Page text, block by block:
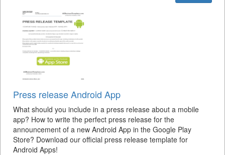
Press release Android App
What should you include in a press release about a mobile
app? How to write the perfect press release for the
announcement of a new Android App in the Google Play
Store? Download our official press release template for
Android Apps!